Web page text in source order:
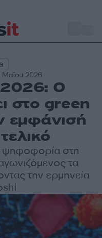
Μαΐου 2026
Ο
στο green
εμφάνισή
ψηφοφορία στη
τα
την ερμηνεία